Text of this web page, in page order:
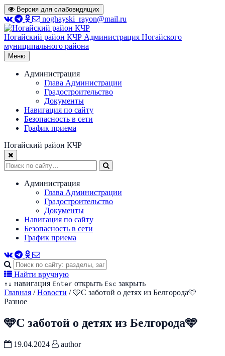
Перейти
к
содержимому
Версия для слабовидящих
noghayski_rayon@mail.ru
Ногайский район КЧР Администрация Ногайского
муниципального района
Меню
Администрация
Глава Администрации
Градостроительство
Документы
Навигация по сайту
Безопасность в сети
График приема
Ногайский район КЧР
Администрация
Глава Администрации
Градостроительство
Документы
Навигация по сайту
Безопасность в сети
График приема
Найти вручную
↑ ↓ навигация Enter открыть Esc закрыть
Главная / Новости / 🩵С заботой о детях из Белгорода🩵
Разное
🩵С заботой о детях из Белгорода🩵
19.04.2024
author